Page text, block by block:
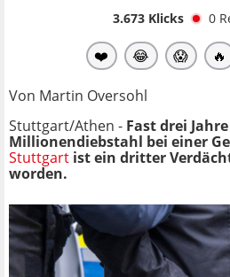
3.673Klicks 0
❤️ 😂 😱 🔥
Von Martin Oversohl
Stuttgart/Athen - Fast drei
Millionendiebstahl bei einer
Stuttgart ist ein dritter
worden.